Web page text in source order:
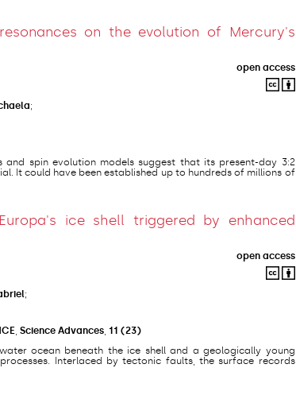
on the evolution of Mercury's
open access
;
spin evolution models suggest that its present-day 3:2
It could have been established up to hundreds of millions of
ice shell triggered by enhanced
open access
;
, Science Advances, 11 (23)
ocean beneath the ice shell and a geologically young
Interlaced by tectonic faults, the surface records